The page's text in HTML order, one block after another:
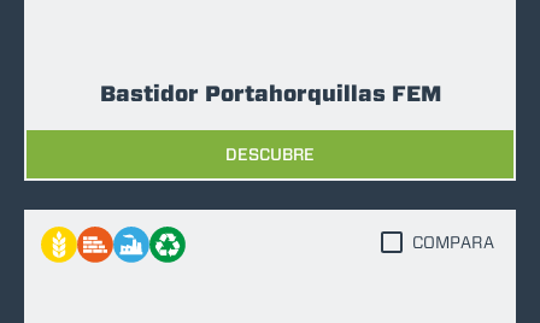
Bastidor Portahorquillas FEM
DESCUBRE
COMPARA